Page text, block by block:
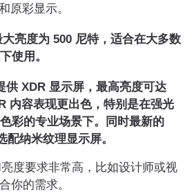
原彩显示。
亮度为 500 尼特，适合在大多数
使用。
供 XDR 显示屏，最高亮度可达
内容表现更出色，特别是在强光
彩的专业场景下。同时最新的
配纳米纹理显示屏。
度要求非常高，比如设计师或视
你的需求。